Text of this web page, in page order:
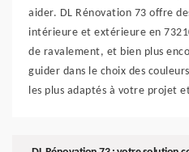
aider. DL Rénovation 73 offre
intérieure et extérieure en
de ravalement, et bien plus
guider dans le choix des
les plus adaptés à votre projet